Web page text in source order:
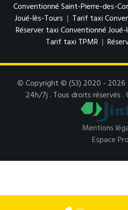
Conventionné Saint-Pierre-des-
Joué-lès-Tours | Tarif taxi
Réserver taxi Conventionné
Tarif taxi TPMR |
© Copyright © (S3) 2020 - 2026
24h/7j . Tous droits réservés .
Mentions
Espace Pro